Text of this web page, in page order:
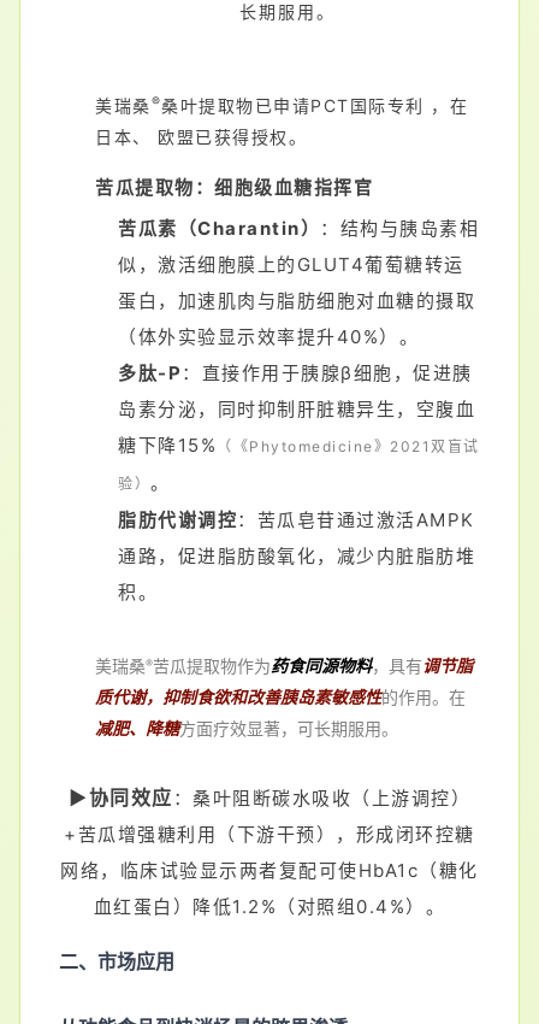
长期服用。
美瑞桑®桑叶提取物已申请PCT国际专利 ，在
日本、 欧盟已获得授权。
苦瓜提取物：细胞级血糖指挥官
苦瓜素（Charantin） ：结构与胰岛素相
似，激活细胞膜上的GLUT4葡萄糖转运
蛋白，加速肌肉与脂肪细胞对血糖的摄取
（体外实验显示效率提升40%）。
多肽-P ：直接作用于胰腺β细胞，促进胰
岛素分泌，同时抑制肝脏糖异生，空腹血
糖下降15%
（《Phytomedicine》2021双盲试
验）。
脂肪代谢调控：苦瓜皂苷通过激活AMPK
通路，促进脂肪酸氧化，减少内脏脂肪堆
积。
美瑞桑®苦瓜提取物作为药食同源物料，具有调节脂
质代谢，抑制食欲和改善胰岛素敏感性的作用。在
减肥、降糖方面疗效显著，可长期服用。
▶协同效应 ：桑叶阻断碳水吸收（上游调控）
+苦瓜增强糖利用（下游干预），形成闭环控糖
网络，临床试验显示两者复配可使HbA1c（糖化
血红蛋白）降低1.2%（对照组0.4%）。
二、市场应用